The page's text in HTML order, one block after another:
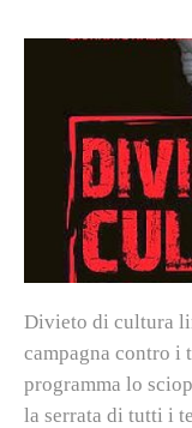
Divieto di cultura
campagna contro i
programma lo
la serrata di tutti i